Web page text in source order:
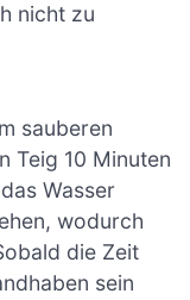
nicht zu
sauberen
Teig 10 Minuten
Wasser
wodurch
die Zeit
sein